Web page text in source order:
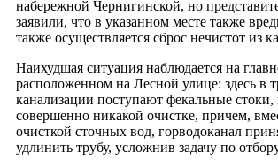
набережной Чернигинской, но
заявили, что в указанном месте также
также осуществляется сброс нечистот из
Наихудшая ситуация наблюдается на
расположенном на Лесной улице: здесь в
канализации поступают фекальные
совершенно никакой очистке, причем,
очисткой сточных вод, горводоканал
удлинить трубу, усложнив задачу по